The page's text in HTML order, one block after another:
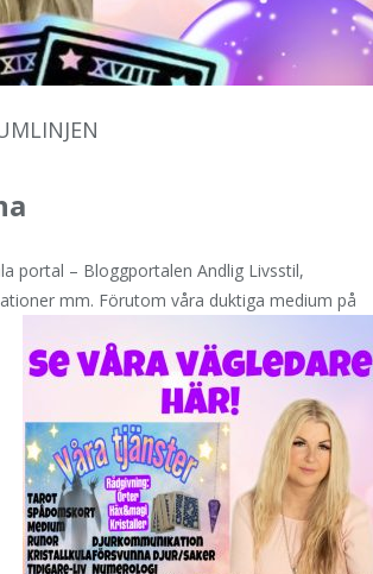
portal – Bloggportalen Andlig Livsstil,
mm. Förutom våra duktiga medium på